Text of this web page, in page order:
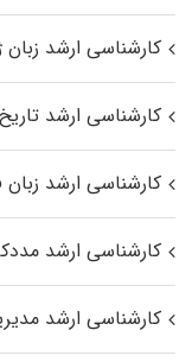
کارشناسی ارشد زبان
کارشناسی ارشد
کارشناسی ارشد زبان
کارشناسی ارشد
کارشناسی ارشد